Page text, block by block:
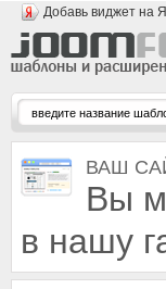
Добавь виджет на
ВАШ
Вы
в нашу